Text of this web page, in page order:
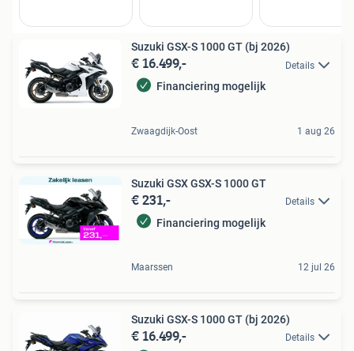
Suzuki GSX-S 1000 GT (bj 2026)
€ 16.499,- Details
Financiering mogelijk
Zwaagdijk-Oost 1 aug 26
Suzuki GSX GSX-S 1000 GT
€ 231,- Details
Financiering mogelijk
Maarssen 12 jul 26
Suzuki GSX-S 1000 GT (bj 2026)
€ 16.499,- Details